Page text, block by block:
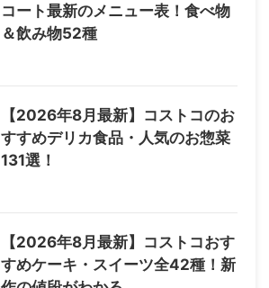
コート最新のメニュー表！食べ物
＆飲み物52種
【2026年8月最新】コストコのお
すすめデリカ食品・人気のお惣菜
131選！
【2026年8月最新】コストコおす
すめケーキ・スイーツ全42種！新